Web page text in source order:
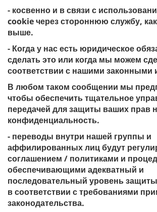
- косвенно и в связи с
cookie через стороннюю службу,
выше.
- Когда у нас есть юридическое
сделать это или когда мы можем
соответствии с нашими законными
В любом таком сообщении мы
чтобы обеспечить тщательное
передачей для защиты ваших прав
конфиденциальность.
- переводы внутри нашей группы и
аффилированных лиц будут
соглашением / политиками и
обеспечивающими адекватный и
последовательный уровень
в соответствии с требованиями
законодательства.